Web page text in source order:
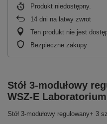
Produkt niedostępny
14 dni na łatwy zwrot
Ten produkt nie jest
Bezpieczne zakupy
Stół 3-modułowy
WSZ-E
Stół 3-modułowy regulowany+ 3